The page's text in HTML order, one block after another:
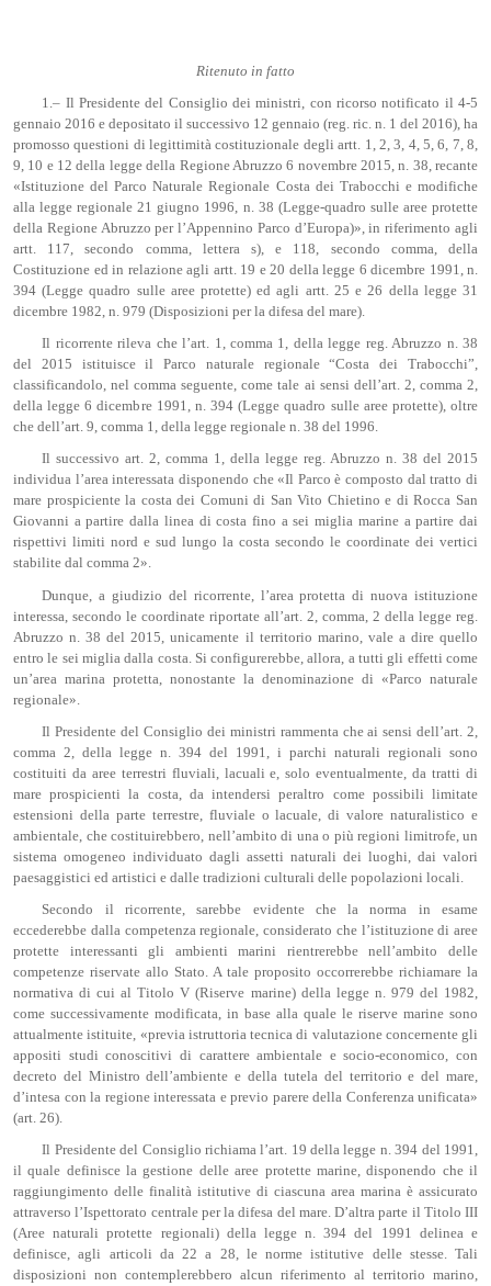
Ritenuto in fatto
1.– Il Presidente del Consiglio dei ministri, con ricorso notificato il 4-5
gennaio 2016 e depositato il successivo 12 gennaio (reg. ric. n. 1 del 2016), ha
promosso questioni di legittimità costituzionale degli artt. 1, 2, 3, 4, 5, 6, 7, 8,
9, 10 e 12 della legge della Regione Abruzzo 6 novembre 2015, n. 38, recante
«Istituzione del Parco Naturale Regionale Costa dei Trabocchi e modifiche
alla legge regionale 21 giugno 1996, n. 38 (Legge-quadro sulle aree protette
della Regione Abruzzo per l’Appennino Parco d’Europa)», in riferimento agli
artt. 117, secondo comma, lettera s), e 118, secondo comma, della
Costituzione ed in relazione agli artt. 19 e 20 della legge 6 dicembre 1991, n.
394 (Legge quadro sulle aree protette) ed agli artt. 25 e 26 della legge 31
dicembre 1982, n. 979 (Disposizioni per la difesa del mare).
Il ricorrente rileva che l’art. 1, comma 1, della legge reg. Abruzzo n. 38
del 2015 istituisce il Parco naturale regionale “Costa dei Trabocchi”,
classificandolo, nel comma seguente, come tale ai sensi dell’art. 2, comma 2,
della legge 6 dicembre 1991, n. 394 (Legge quadro sulle aree protette), oltre
che dell’art. 9, comma 1, della legge regionale n. 38 del 1996.
Il successivo art. 2, comma 1, della legge reg. Abruzzo n. 38 del 2015
individua l’area interessata disponendo che «Il Parco è composto dal tratto di
mare prospiciente la costa dei Comuni di San Vito Chietino e di Rocca San
Giovanni a partire dalla linea di costa fino a sei miglia marine a partire dai
rispettivi limiti nord e sud lungo la costa secondo le coordinate dei vertici
stabilite dal comma 2».
Dunque, a giudizio del ricorrente, l’area protetta di nuova istituzione
interessa, secondo le coordinate riportate all’art. 2, comma, 2 della legge reg.
Abruzzo n. 38 del 2015, unicamente il territorio marino, vale a dire quello
entro le sei miglia dalla costa. Si configurerebbe, allora, a tutti gli effetti come
un’area marina protetta, nonostante la denominazione di «Parco naturale
regionale».
Il Presidente del Consiglio dei ministri rammenta che ai sensi dell’art. 2,
comma 2, della legge n. 394 del 1991, i parchi naturali regionali sono
costituiti da aree terrestri fluviali, lacuali e, solo eventualmente, da tratti di
mare prospicienti la costa, da intendersi peraltro come possibili limitate
estensioni della parte terrestre, fluviale o lacuale, di valore naturalistico e
ambientale, che costituirebbero, nell’ambito di una o più regioni limitrofe, un
sistema omogeneo individuato dagli assetti naturali dei luoghi, dai valori
paesaggistici ed artistici e dalle tradizioni culturali delle popolazioni locali.
Secondo il ricorrente, sarebbe evidente che la norma in esame
eccederebbe dalla competenza regionale, considerato che l’istituzione di aree
protette interessanti gli ambienti marini rientrerebbe nell’ambito delle
competenze riservate allo Stato. A tale proposito occorrerebbe richiamare la
normativa di cui al Titolo V (Riserve marine) della legge n. 979 del 1982,
come successivamente modificata, in base alla quale le riserve marine sono
attualmente istituite, «previa istruttoria tecnica di valutazione concernente gli
appositi studi conoscitivi di carattere ambientale e socio-economico, con
decreto del Ministro dell’ambiente e della tutela del territorio e del mare,
d’intesa con la regione interessata e previo parere della Conferenza unificata»
(art. 26).
Il Presidente del Consiglio richiama l’art. 19 della legge n. 394 del 1991,
il quale definisce la gestione delle aree protette marine, disponendo che il
raggiungimento delle finalità istitutive di ciascuna area marina è assicurato
attraverso l’Ispettorato centrale per la difesa del mare. D’altra parte il Titolo III
(Aree naturali protette regionali) della legge n. 394 del 1991 delinea e
definisce, agli articoli da 22 a 28, le norme istitutive delle stesse. Tali
disposizioni non contemplerebbero alcun riferimento al territorio marino,